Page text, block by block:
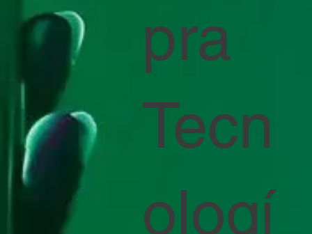
pra
Tecn
ologí